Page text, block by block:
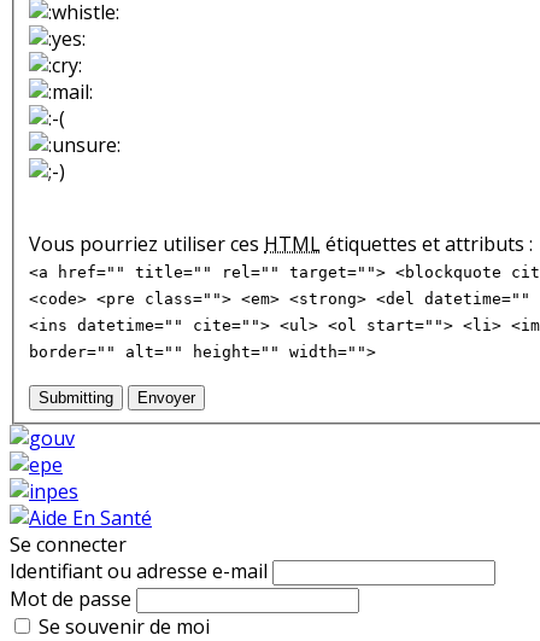
Vous pourriez utiliser ces HTMLétiquettes et attributs :
<a href="" title="" rel="" target=""> <blockquote
<code> <pre class=""> <em> <strong> <del
<ins datetime="" cite=""> <ul> <ol start=""> <li>
border="" alt="" height="" width="">
Submitting Envoyer
Se connecter
Identifiant ou adresse e-mail
Mot de passe
Se souvenir de moi